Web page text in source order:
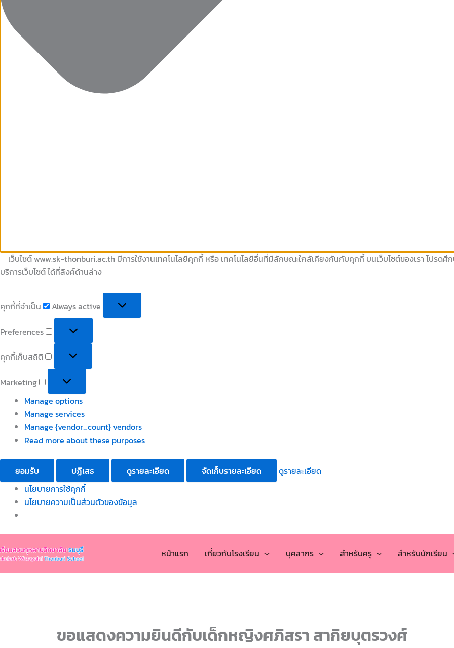
เว็บไซต์ www.sk-thonburi.ac.th มีการใช้งานเทคโนโลยีคุกกี้ หรือ เทคโนโลยีอื่นที่มีลักษณะใกล้เคียงกันกับคุกกี้ บนเว็บไซต์ของเรา โปรด
บริการเว็บไซต์ ได้ที่ลิงค์ด้านล่าง
คุกกี้ที่จำเป็น Always active
Preferences
คุกกี้เก็บสถิติ
Marketing
Manage options
Manage services
Manage {vendor_count} vendors
Read more about these purposes
ยอมรับ ปฏิเสธ ดูรายละเอียด จัดเก็บรายละเอียด
ดูรายละเอียด
นโยบายการใช้คุกกี้
นโยบายความเป็นส่วนตัวของข้อมูล
หน้าแรก เกี่ยวกับโรงเรียน บุคลากร สำหรับครู สำหรับนักเรียน
ขอแสดงความยินดีกับเด็กหญิงศภิสรา สากิยบุตรวงศ์